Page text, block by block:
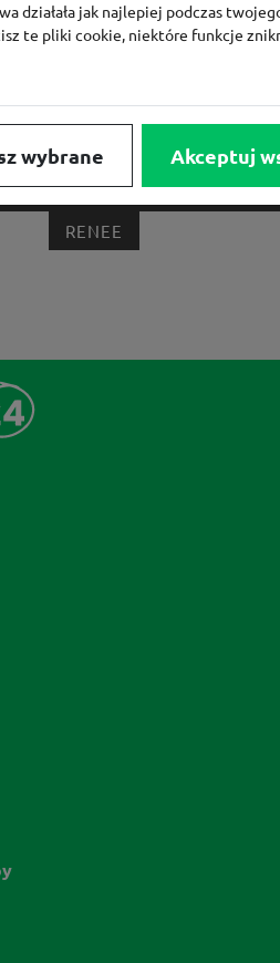
CCC SMYK
ALLEGRO PAY
STAR
BIEDRONKA HOME
RENEE
działała jak najlepiej podczas
te pliki cookie, niektóre funkcje
wybrane Akceptuj